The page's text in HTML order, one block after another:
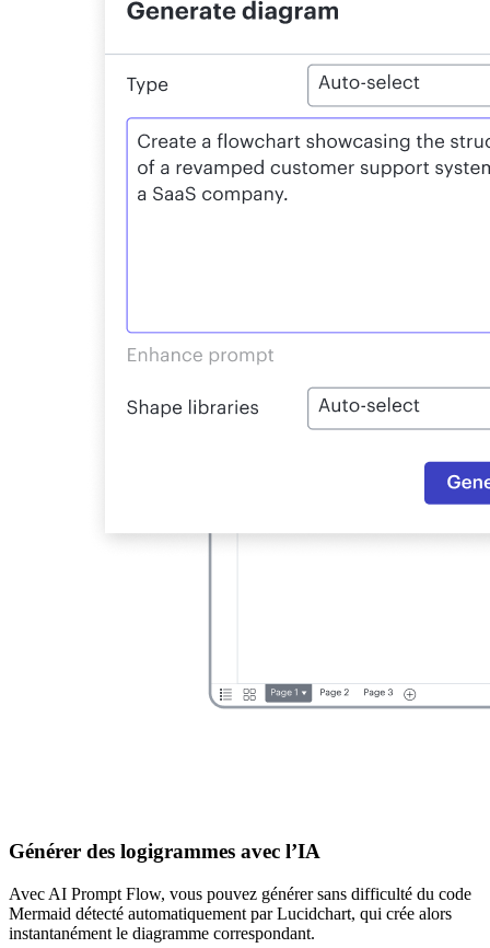
Générer des logigrammes avec l’IA
Avec AI Prompt Flow, vous pouvez générer sans difficulté du code
Mermaid détecté automatiquement par Lucidchart, qui crée alors
instantanément le diagramme correspondant.